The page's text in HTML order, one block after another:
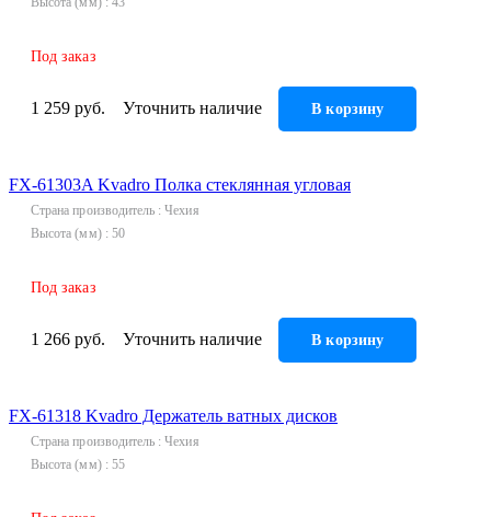
Под заказ
1 259 руб. Уточнить наличие В корзину
FX-61303A Kvadro Полка стеклянная угловая
Страна производитель
Чехия
Высота (мм)
50
Под заказ
1 266 руб. Уточнить наличие В корзину
FX-61318 Kvadro Держатель ватных дисков
Страна производитель
Чехия
Высота (мм)
55